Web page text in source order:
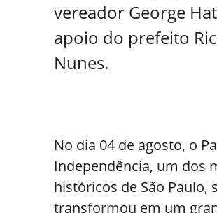
vereador George
apoio do prefeito
Nunes.
No dia 04 de agosto, o
Independência, um dos
históricos de São Paulo,
transformou em um